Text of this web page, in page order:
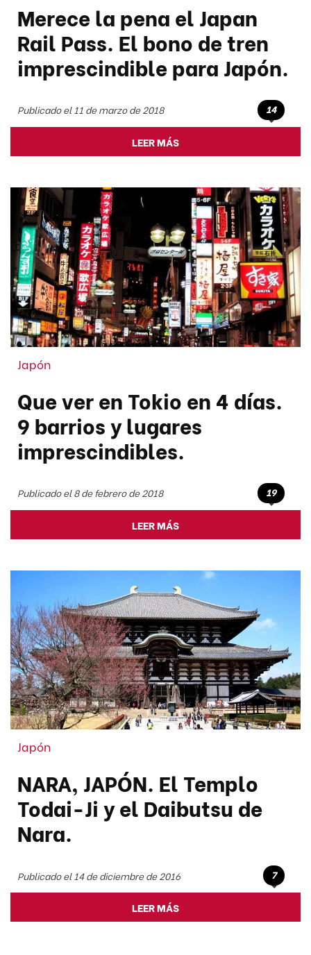
Merece la pena el Japan
Rail Pass. El bono de tren
imprescindible para Japón.
Publicado el 11 de marzo de 2018 14
LEER MÁS
Japón
Que ver en Tokio en 4 días.
9 barrios y lugares
imprescindibles.
Publicado el 8 de febrero de 2018 19
LEER MÁS
Japón
NARA, JAPÓN. El Templo
Todai-Ji y el Daibutsu de
Nara.
Publicado el 14 de diciembre de 2016 7
LEER MÁS